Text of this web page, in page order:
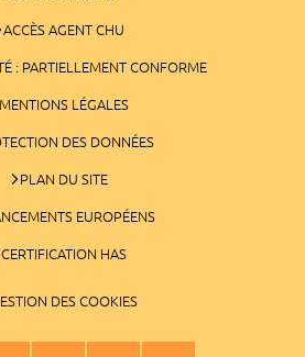
ACCÈS AGENT CHU
: PARTIELLEMENT CONFORME
MENTIONS LÉGALES
DES DONNÉES
PLAN DU SITE
EUROPÉENS
CERTIFICATION HAS
DES COOKIES